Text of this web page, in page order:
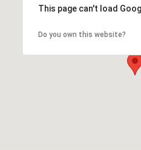
This page can't load
Do you own this website?